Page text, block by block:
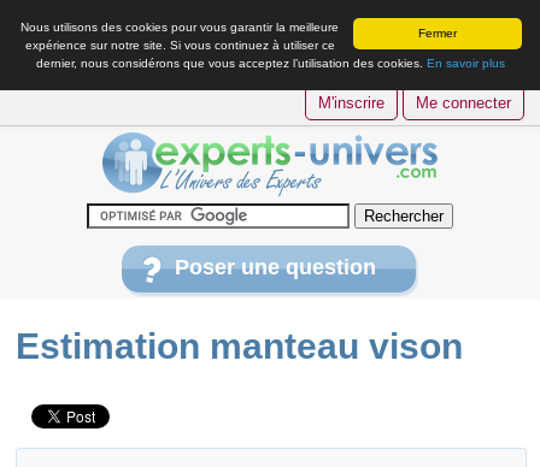
Fermer
Nous utilisons des cookies pour vous garantir la meilleure
expérience sur notre site. Si vous continuez à utiliser ce
dernier, nous considérons que vous acceptez l’utilisation des cookies. En savoir plus
M'inscrire Me connecter
Poser une question
Estimation manteau vison